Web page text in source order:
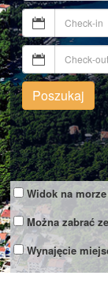
Poszukaj
Widok na morze
Można zabrać
Wynajęcie